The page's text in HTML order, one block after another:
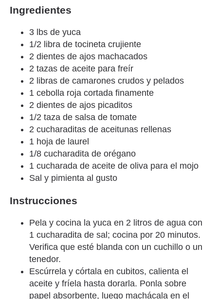
Ingredientes
3 lbs de yuca
1/2 libra de tocineta crujiente
2 dientes de ajos machacados
2 tazas de aceite para freír
2 libras de camarones crudos y pelados
1 cebolla roja cortada finamente
2 dientes de ajos picaditos
1/2 taza de salsa de tomate
2 cucharaditas de aceitunas rellenas
1 hoja de laurel
1/8 cucharadita de orégano
1 cucharada de aceite de oliva para el mojo
Sal y pimienta al gusto
Instrucciones
Pela y cocina la yuca en 2 litros de agua con
1 cucharadita de sal; cocina por 20 minutos.
Verifica que esté blanda con un cuchillo o un
tenedor.
Escúrrela y córtala en cubitos, calienta el
aceite y fríela hasta dorarla. Ponla sobre
papel absorbente, luego machácala en el